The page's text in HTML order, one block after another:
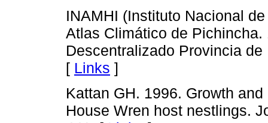
INAMHI (Instituto Nacional
Atlas Climático de
Descentralizado Provincia
[ Links ]
Kattan GH. 1996. Growth
House Wren host nestlings.